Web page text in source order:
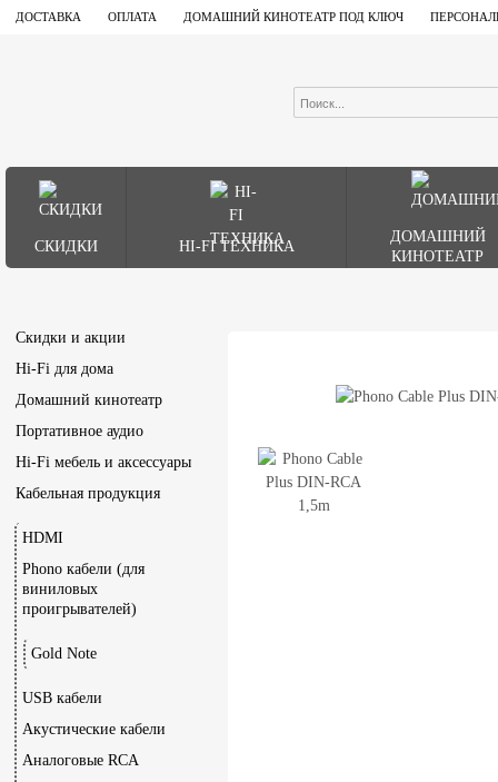
ДОСТАВКА ОПЛАТА ДОМАШНИЙ КИНОТЕАТР ПОД КЛЮЧ
СКИДКИ HI-FI ТЕХНИКА
ДОМАШНИЙ
КИНОТЕАТР
Скидки и акции
Hi-Fi для дома
Домашний кинотеатр
Портативное аудио
Hi-Fi мебель и аксессуары
Кабельная продукция
HDMI
Phono кабели (для
виниловых
проигрывателей)
Gold Note
USB кабели
Акустические кабели
Аналоговые RCA